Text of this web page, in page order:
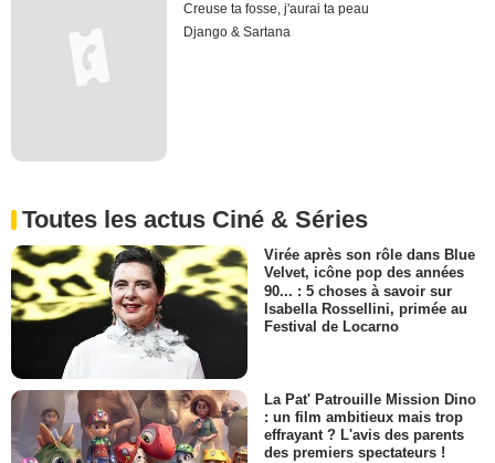
Creuse ta fosse, j'aurai ta peau
Django & Sartana
Toutes les actus Ciné & Séries
Virée après son rôle dans Blue
Velvet, icône pop des années
90... : 5 choses à savoir sur
Isabella Rossellini, primée au
Festival de Locarno
La Pat' Patrouille Mission Dino
: un film ambitieux mais trop
effrayant ? L'avis des parents
des premiers spectateurs !